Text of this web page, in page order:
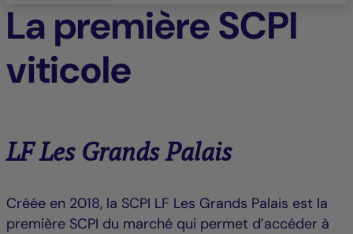
La première SCPI
viticole
LF Les Grands Palais
Créée en 2018, la SCPI LF Les Grands Palais est la
première SCPI du marché qui permet d’accéder à